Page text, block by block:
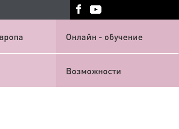
Онлайн - обучение
Возможности